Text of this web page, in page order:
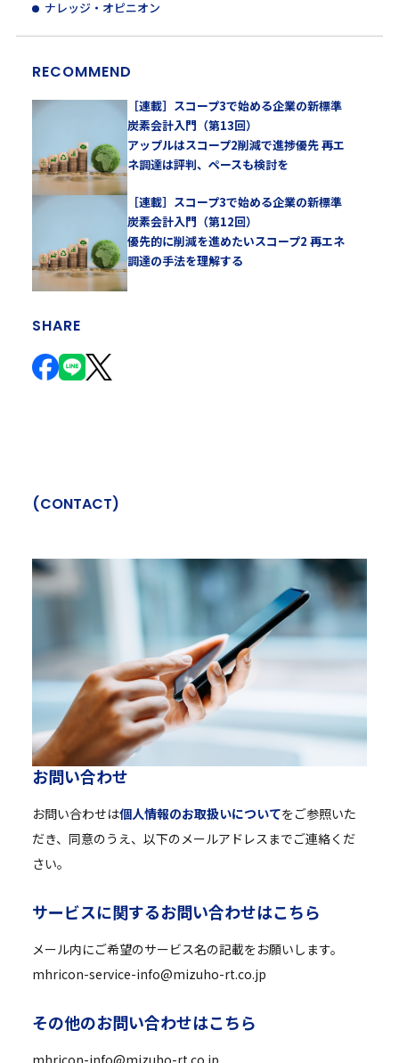
ナレッジ・オピニオン
RECOMMEND
［連載］スコープ3で始める企業の新標準
炭素会計入門（第13回）
アップルはスコープ2削減で進捗優先 再エ
ネ調達は評判、ペースも検討を
［連載］スコープ3で始める企業の新標準
炭素会計入門（第12回）
優先的に削減を進めたいスコープ2 再エネ
調達の手法を理解する
SHARE
(CONTACT)
お問い合わせ
お問い合わせは個人情報のお取扱いについてをご参照いた
だき、同意のうえ、以下のメールアドレスまでご連絡くだ
さい。
サービスに関するお問い合わせはこちら
メール内にご希望のサービス名の記載をお願いします。
mhricon-service-info@mizuho-rt.co.jp
その他のお問い合わせはこちら